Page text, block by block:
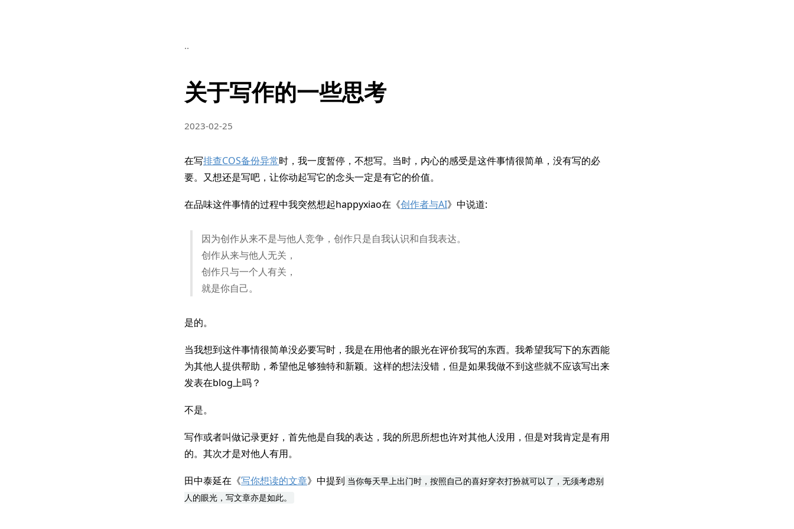
..
关于写作的一些思考
2023-02-25
在写排查COS备份异常时，我一度暂停，不想写。当时，内心的感受是这件事情很简单，没有写的必
要。又想还是写吧，让你动起写它的念头一定是有它的价值。
在品味这件事情的过程中我突然想起happyxiao在《创作者与AI》中说道:
因为创作从来不是与他人竞争，创作只是自我认识和自我表达。
创作从来与他人无关，
创作只与一个人有关，
就是你自己。
是的。
当我想到这件事情很简单没必要写时，我是在用他者的眼光在评价我写的东西。我希望我写下的东西能
为其他人提供帮助，希望他足够独特和新颖。这样的想法没错，但是如果我做不到这些就不应该写出来
发表在blog上吗？
不是。
写作或者叫做记录更好，首先他是自我的表达，我的所思所想也许对其他人没用，但是对我肯定是有用
的。其次才是对他人有用。
田中泰延在《写你想读的文章》中提到 当你每天早上出门时，按照自己的喜好穿衣打扮就可以了，无须考虑别
人的眼光，写文章亦是如此。